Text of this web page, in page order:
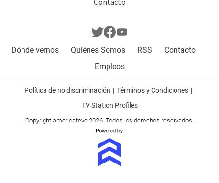
Contacto
Dónde vernos Quiénes Somos RSS
Contacto
Empleos
Política de no discriminación
Términos y Condiciones
TV Station Profiles
Copyright americateve 2026. Todos los derechos reservados.